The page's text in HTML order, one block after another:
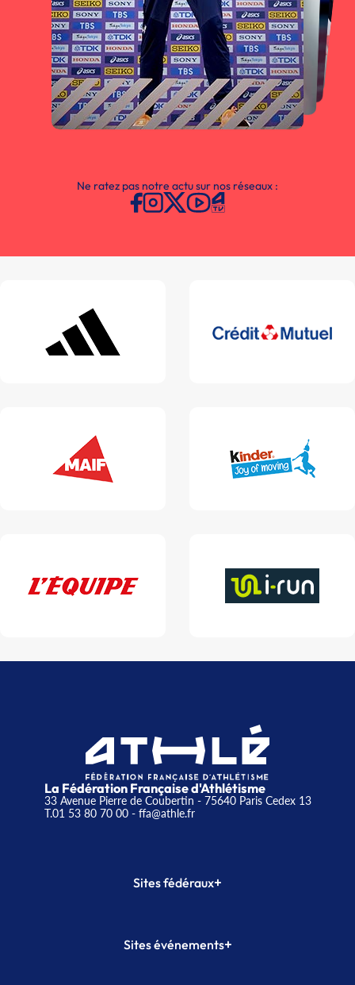
Ne ratez pas notre actu sur nos réseaux :
La Fédération Française d'Athlétisme
33 Avenue Pierre de Coubertin - 75640 Paris Cedex 13
T.01 53 80 70 00- ffa@athle.fr
Sites fédéraux+
Plateforme Formation
Sites événements+